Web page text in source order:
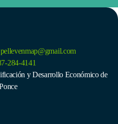
pellevenmap@gmail.com
284-4141
y Desarrollo Económico de